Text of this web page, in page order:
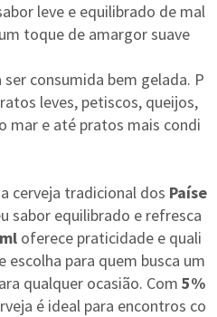
leve e equilibrado de mal
toque de amargor suave
ser consumida bem gelada. P
leves, petiscos, queijos,
mar e até pratos mais condi
cerveja tradicional dos Paíse
sabor equilibrado e refresca
oferece praticidade e quali
escolha para quem busca um
qualquer ocasião. Com 5%
é ideal para encontros co